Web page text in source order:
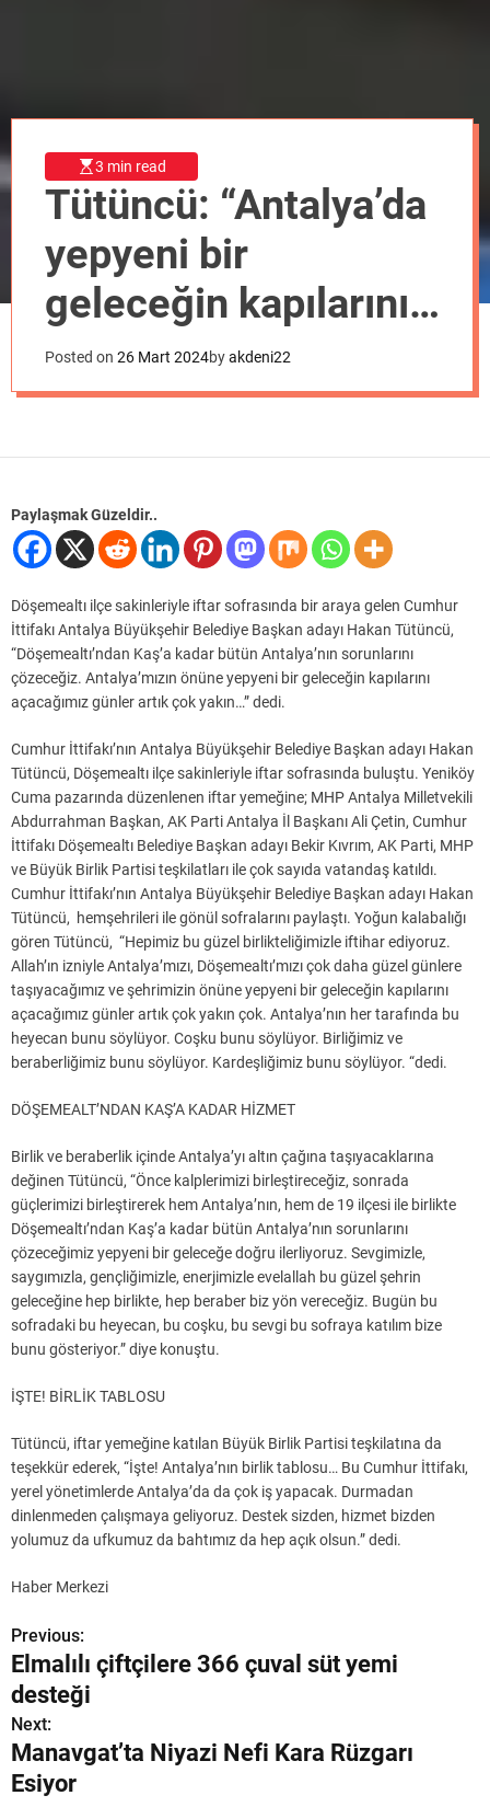
3 min read
Tütüncü: “Antalya’da
yepyeni bir
geleceğin kapılarını
açacağız”
Posted on 26 Mart 2024byakdeni22
Paylaşmak Güzeldir..
Döşemealtı ilçe sakinleriyle iftar sofrasında bir araya gelen Cumhur
İttifakı Antalya Büyükşehir Belediye Başkan adayı Hakan Tütüncü,
“Döşemealtı’ndan Kaş’a kadar bütün Antalya’nın sorunlarını
çözeceğiz. Antalya’mızın önüne yepyeni bir geleceğin kapılarını
açacağımız günler artık çok yakın…” dedi.
Cumhur İttifakı’nın Antalya Büyükşehir Belediye Başkan adayı Hakan
Tütüncü, Döşemealtı ilçe sakinleriyle iftar sofrasında buluştu. Yeniköy
Cuma pazarında düzenlenen iftar yemeğine; MHP Antalya Milletvekili
Abdurrahman Başkan, AK Parti Antalya İl Başkanı Ali Çetin, Cumhur
İttifakı Döşemealtı Belediye Başkan adayı Bekir Kıvrım, AK Parti, MHP
ve Büyük Birlik Partisi teşkilatları ile çok sayıda vatandaş katıldı.
Cumhur İttifakı’nın Antalya Büyükşehir Belediye Başkan adayı Hakan
Tütüncü, hemşehrileri ile gönül sofralarını paylaştı. Yoğun kalabalığı
gören Tütüncü, “Hepimiz bu güzel birlikteliğimizle iftihar ediyoruz.
Allah’ın izniyle Antalya’mızı, Döşemealtı’mızı çok daha güzel günlere
taşıyacağımız ve şehrimizin önüne yepyeni bir geleceğin kapılarını
açacağımız günler artık çok yakın çok. Antalya’nın her tarafında bu
heyecan bunu söylüyor. Coşku bunu söylüyor. Birliğimiz ve
beraberliğimiz bunu söylüyor. Kardeşliğimiz bunu söylüyor. “dedi.
DÖŞEMEALT’NDAN KAŞ’A KADAR HİZMET
Birlik ve beraberlik içinde Antalya’yı altın çağına taşıyacaklarına
değinen Tütüncü, “Önce kalplerimizi birleştireceğiz, sonrada
güçlerimizi birleştirerek hem Antalya’nın, hem de 19 ilçesi ile birlikte
Döşemealtı’ndan Kaş’a kadar bütün Antalya’nın sorunlarını
çözeceğimiz yepyeni bir geleceğe doğru ilerliyoruz. Sevgimizle,
saygımızla, gençliğimizle, enerjimizle evelallah bu güzel şehrin
geleceğine hep birlikte, hep beraber biz yön vereceğiz. Bugün bu
sofradaki bu heyecan, bu coşku, bu sevgi bu sofraya katılım bize
bunu gösteriyor.” diye konuştu.
İŞTE! BİRLİK TABLOSU
Tütüncü, iftar yemeğine katılan Büyük Birlik Partisi teşkilatına da
teşekkür ederek, “İşte! Antalya’nın birlik tablosu… Bu Cumhur İttifakı,
yerel yönetimlerde Antalya’da da çok iş yapacak. Durmadan
dinlenmeden çalışmaya geliyoruz. Destek sizden, hizmet bizden
yolumuz da ufkumuz da bahtımız da hep açık olsun.” dedi.
Haber Merkezi
Y
a
z
ı
Previous:
Elmalılı çiftçilere 366 çuval süt yemi
desteği
Next:
Manavgat’ta Niyazi Nefi Kara Rüzgarı
Esiyor